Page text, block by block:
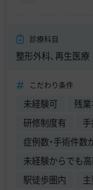
診療科目
整形外科、再生医療
こだわり条件
未経験可 残
研修制度有
症例数・手術件数
未経験からでも
駅徒歩圏内